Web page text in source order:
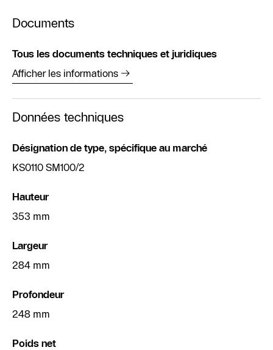
Documents
Tous les documents techniques et juridiques
Afficher les informations
Données techniques
Désignation de type, spécifique au marché
KS0110 SM100/2
Hauteur
353 mm
Largeur
284 mm
Profondeur
248 mm
Poids net